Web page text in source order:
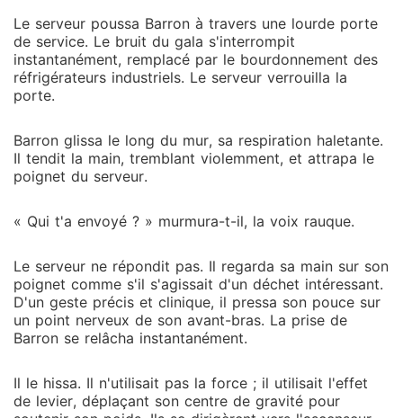
Le serveur poussa Barron à travers une lourde porte
de service. Le bruit du gala s'interrompit
instantanément, remplacé par le bourdonnement des
réfrigérateurs industriels. Le serveur verrouilla la
porte.
Barron glissa le long du mur, sa respiration haletante.
Il tendit la main, tremblant violemment, et attrapa le
poignet du serveur.
« Qui t'a envoyé ? » murmura-t-il, la voix rauque.
Le serveur ne répondit pas. Il regarda sa main sur son
poignet comme s'il s'agissait d'un déchet intéressant.
D'un geste précis et clinique, il pressa son pouce sur
un point nerveux de son avant-bras. La prise de
Barron se relâcha instantanément.
Il le hissa. Il n'utilisait pas la force ; il utilisait l'effet
de levier, déplaçant son centre de gravité pour